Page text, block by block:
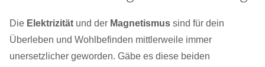
Die Elektrizität und der Magnetismus sind für dein
Überleben und Wohlbefinden mittlerweile immer
unersetzlicher geworden. Gäbe es diese beiden